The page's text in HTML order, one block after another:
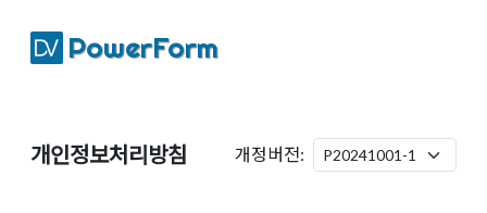
PowerForm
개인정보처리방침 개정버전: